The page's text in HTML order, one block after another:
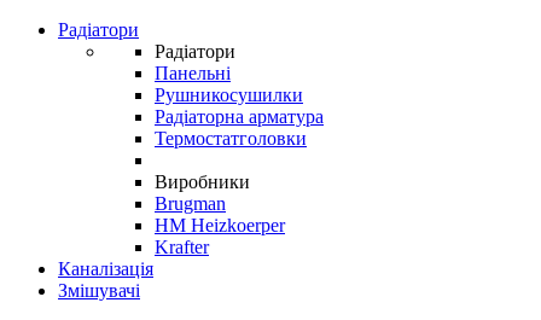
Радіатори
Радіатори
Панельні
Рушникосушилки
Радіаторна арматура
Термостатголовки
Виробники
Brugman
HM Heizkoerper
Krafter
Каналізація
Змішувачі